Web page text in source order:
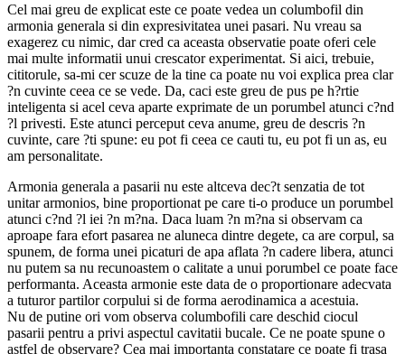
Cel mai greu de explicat este ce poate vedea un columbofil din
armonia generala si din expresivitatea unei pasari. Nu vreau sa
exagerez cu nimic, dar cred ca aceasta observatie poate oferi cele
mai multe informatii unui crescator experimentat. Si aici, trebuie,
cititorule, sa-mi cer scuze de la tine ca poate nu voi explica prea clar
?n cuvinte ceea ce se vede. Da, caci este greu de pus pe h?rtie
inteligenta si acel ceva aparte exprimate de un porumbel atunci c?nd
?l privesti. Este atunci perceput ceva anume, greu de descris ?n
cuvinte, care ?ti spune: eu pot fi ceea ce cauti tu, eu pot fi un as, eu
am personalitate.
Armonia generala a pasarii nu este altceva dec?t senzatia de tot
unitar armonios, bine proportionat pe care ti-o produce un porumbel
atunci c?nd ?l iei ?n m?na. Daca luam ?n m?na si observam ca
aproape fara efort pasarea ne aluneca dintre degete, ca are corpul, sa
spunem, de forma unei picaturi de apa aflata ?n cadere libera, atunci
nu putem sa nu recunoastem o calitate a unui porumbel ce poate face
performanta. Aceasta armonie este data de o proportionare adecvata
a tuturor partilor corpului si de forma aerodinamica a acestuia.
Nu de putine ori vom observa columbofili care deschid ciocul
pasarii pentru a privi aspectul cavitatii bucale. Ce ne poate spune o
astfel de observare? Cea mai importanta constatare ce poate fi trasa